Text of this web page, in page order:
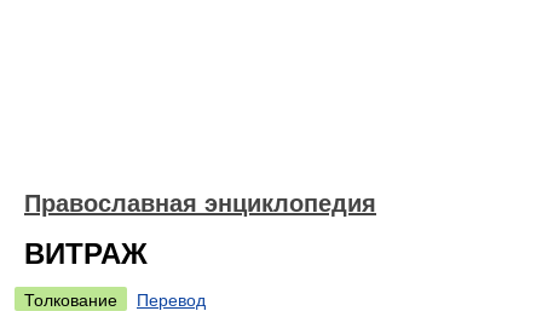
Православная энциклопедия
ВИТРАЖ
Толкование
Перевод